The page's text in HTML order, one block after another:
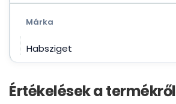
Márka
Habsziget
Értékelések a termékről